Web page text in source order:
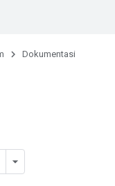
Dokumentasi